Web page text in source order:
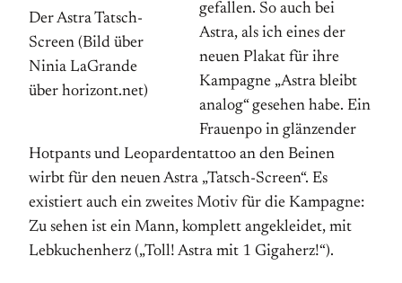
Der Astra Tatsch-
Screen (Bild über
Ninia LaGrande
über horizont.net)
gefallen. So auch bei
Astra, als ich eines der
neuen Plakat für ihre
Kampagne „Astra bleibt
analog“ gesehen habe. Ein
Frauenpo in glänzender
Hotpants und Leopardentattoo an den Beinen
wirbt für den neuen Astra „Tatsch-Screen“. Es
existiert auch ein zweites Motiv für die Kampagne:
Zu sehen ist ein Mann, komplett angekleidet, mit
Lebkuchenherz („Toll! Astra mit 1 Gigaherz!“).